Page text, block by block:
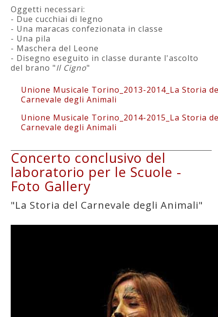
Oggetti necessari:
- Due cucchiai di legno
- Una maracas confezionata in classe
- Una pila
- Maschera del Leone
- Disegno eseguito in classe durante l'ascolto
del brano "Il Cigno"
Unione Musicale Torino_2013-2014_La Storia
Carnevale degli Animali
Unione Musicale Torino_2014-2015_La Storia
Carnevale degli Animali
Concerto conclusivo del
laboratorio per le Scuole -
Foto Gallery
"La Storia del Carnevale degli Animali"